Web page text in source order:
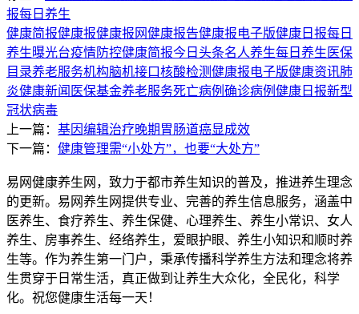
报每日养生
健康简报健康报健康报网健康报告健康报电子版健康日报每日
养生曝光台疫情防控健康简报今日头条名人养生每日养生 医保
目录养老服务机构脑机接口核酸检测健康报电子版健康资讯肺
炎健康新闻 医保基金养老服务死亡病例 确诊病例 健康日报新型
冠状病毒
上一篇： 基因编辑治疗晚期胃肠道癌显成效
下一篇： 健康管理需“小处方”，也要“大处方”
易网健康养生网，致力于都市养生知识的普及，推进养生理念
的更新。易网养生网提供专业、完善的养生信息服务，涵盖中
医养生、食疗养生、养生保健、心理养生、养生小常识、女人
养生、房事养生、经络养生，爱眼护眼、养生小知识和顺时养
生等。作为养生第一门户，秉承传播科学养生方法和理念将养
生贯穿于日常生活，真正做到让养生大众化，全民化，科学
化。祝您健康生活每一天！